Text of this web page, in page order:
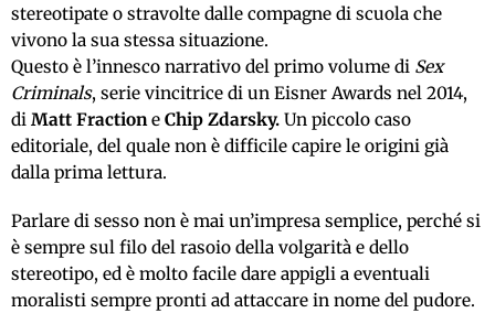
stereotipate o stravolte dalle compagne di scuola che
vivono la sua stessa situazione.
Questo è l’innesco narrativo del primo volume di Sex
Criminals, serie vincitrice di un Eisner Awards nel 2014,
di Matt Fractione Chip Zdarsky. Un piccolo caso
editoriale, del quale non è difficile capire le origini già
dalla prima lettura.
Parlare di sesso non è mai un’impresa semplice, perché si
è sempre sul filo del rasoio della volgarità e dello
stereotipo, ed è molto facile dare appigli a eventuali
moralisti sempre pronti ad attaccare in nome del pudore.